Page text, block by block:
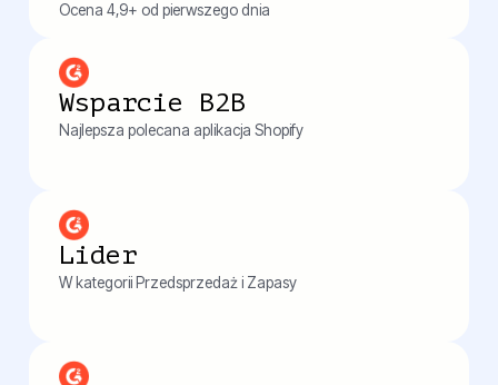
Ocena 4,9+ od pierwszego dnia
Wsparcie B2B
Najlepsza polecana aplikacja Shopify
Lider
W kategorii Przedsprzedaż i Zapasy